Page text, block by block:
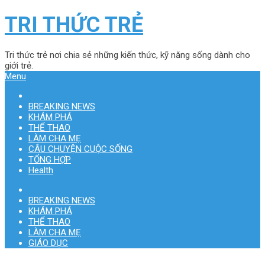
TRI THỨC TRẺ
Tri thức trẻ nơi chia sẻ những kiến thức, kỹ năng sống dành cho
giới trẻ.
Menu
BREAKING NEWS
KHÁM PHÁ
THỂ THAO
LÀM CHA MẸ
CÂU CHUYỆN CUỘC SỐNG
TỔNG HỢP
Health
BREAKING NEWS
KHÁM PHÁ
THỂ THAO
LÀM CHA MẸ
GIÁO DỤC